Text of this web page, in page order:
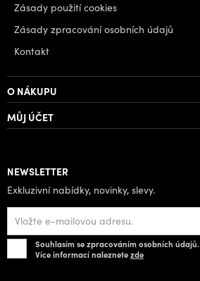
Zásady použití cookies
Zásady zpracování osobních údajů
Kontakt
O NÁKUPU
MŮJ ÚČET
NEWSLETTER
Exkluzivní nabídky, novinky, slevy.
Souhlasím se zpracováním osobních údajů.
Více informací naleznetezde